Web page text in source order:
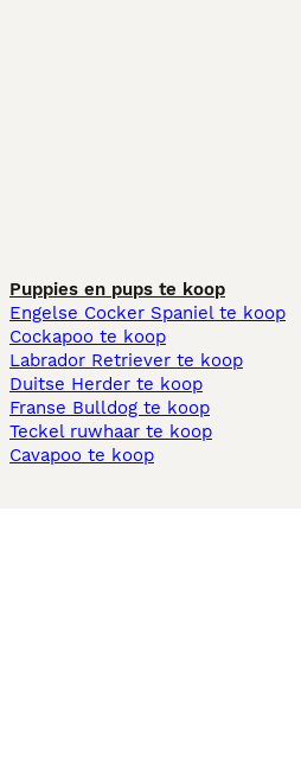
Puppies en pups te koop
Engelse Cocker Spaniel te koop
Cockapoo te koop
Labrador Retriever te koop
Duitse Herder te koop
Franse Bulldog te koop
Teckel ruwhaar te koop
Cavapoo te koop